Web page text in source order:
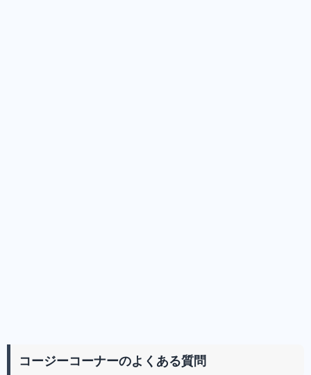
コージーコーナーのよくある質問